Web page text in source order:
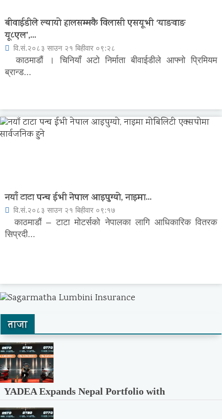
बीवाईडीले ल्यायो हालसम्मकै विलासी एसयूभी ‘याङवाङ
यू८एल’,...
वि.सं.२०८३ साउन २१ बिहीवार ०९:२८
काठमाडौं । चिनियाँ अटो निर्माता बीवाईडीले आफ्नो प्रिमियम
ब्रान्ड...
नयाँ टाटा पन्च ईभी नेपाल आइपुग्यो, नाइमा...
वि.सं.२०८३ साउन २१ बिहीवार ०९:१७
काठमाडौं – टाटा मोटर्सको नेपालका लागि आधिकारिक वितरक
सिप्रदी...
ताजा
YADEA Expands Nepal Portfolio with
Launch of Three...